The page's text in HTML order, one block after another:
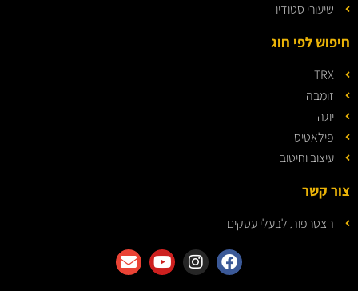
שיעורי סטודיו
חיפוש לפי חוג
TRX
זומבה
יוגה
פילאטיס
עיצוב וחיטוב
צור קשר
הצטרפות לבעלי עסקים